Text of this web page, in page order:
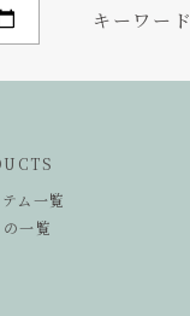
キーワード
ム一覧
一覧